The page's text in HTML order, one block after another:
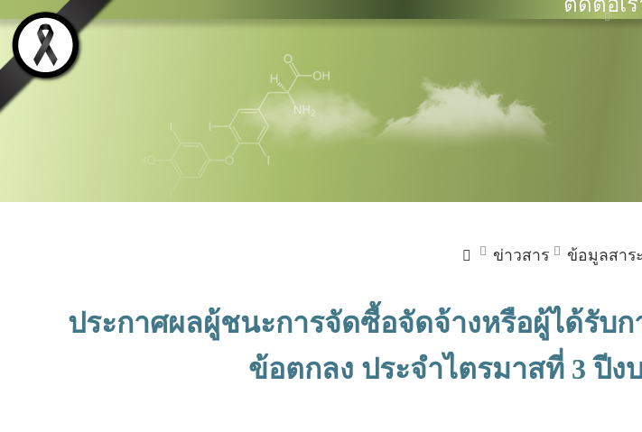
ข่าวสาร ข้อมูลสา
ประกาศผลผู้ชนะการจัดซื้อจัดจ้างหรือผู้ได้รั
ข้อตกลง ประจำไตรมาสที่ 3 ปีง